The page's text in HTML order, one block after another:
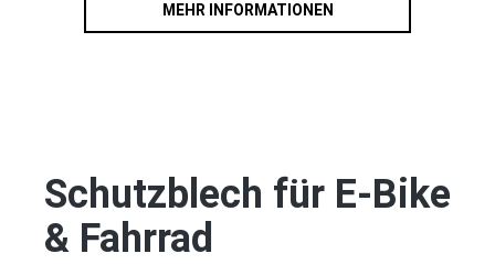
MEHR INFORMATIONEN
Schutzblech für E-Bike
& Fahrrad